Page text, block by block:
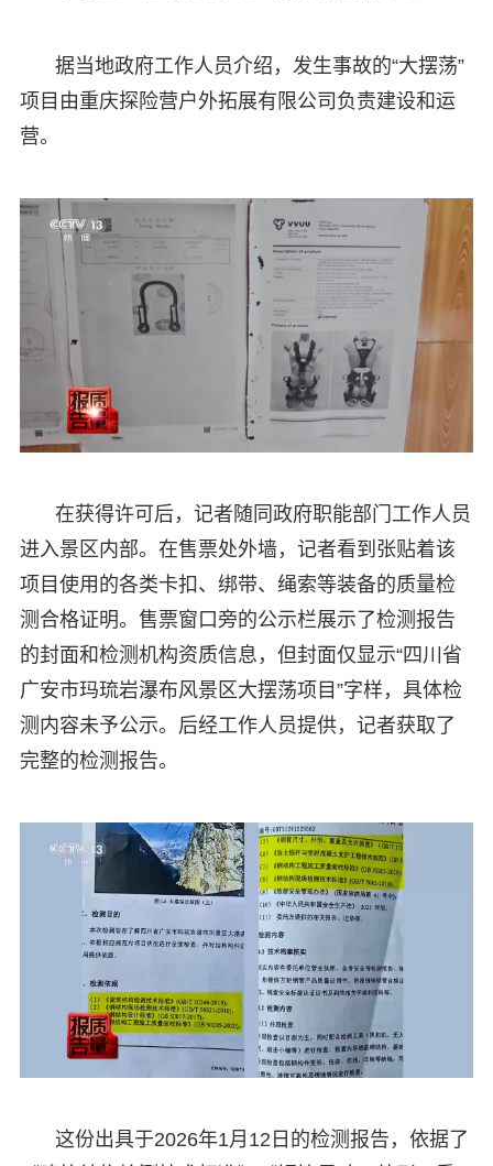
据当地政府工作人员介绍，发生事故的“大摆荡”
项目由重庆探险营户外拓展有限公司负责建设和运
营。
在获得许可后，记者随同政府职能部门工作人员
进入景区内部。在售票处外墙，记者看到张贴着该
项目使用的各类卡扣、绑带、绳索等装备的质量检
测合格证明。售票窗口旁的公示栏展示了检测报告
的封面和检测机构资质信息，但封面仅显示“四川省
广安市玛琉岩瀑布风景区大摆荡项目”字样，具体检
测内容未予公示。后经工作人员提供，记者获取了
完整的检测报告。
这份出具于2026年1月12日的检测报告，依据了